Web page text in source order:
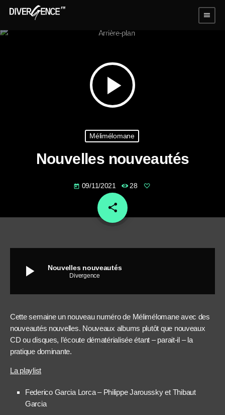
menu
play_arrow
Mélimélomane
Nouvelles nouveautés
today 09/11/2021 28
share
email
play_arrow Nouvelles nouveautés
Divergence
Cette semaine un nouveau numéro de Mélimélomane avec des
nouveautés nouvelles. Nouveaux albums plutôt que nouveaux
CD ou disques, l’écoute dématérialisée étant – parait-il – la
pratique dominante.
La playlist
Federico Garcia Lorca – Philippe Jaroussky et Thibaut
Garcia